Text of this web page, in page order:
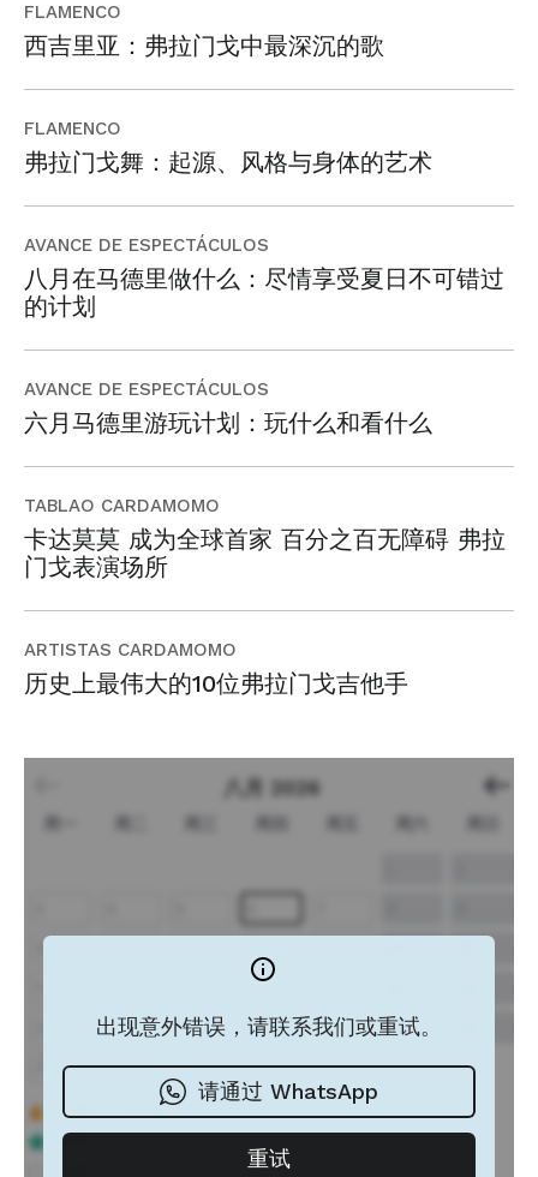
FLAMENCO
西吉里亚：弗拉门戈中最深沉的歌
FLAMENCO
弗拉门戈舞：起源、风格与身体的艺术
AVANCE DE ESPECTÁCULOS
八月在马德里做什么：尽情享受夏日不可错过
的计划
AVANCE DE ESPECTÁCULOS
六月马德里游玩计划：玩什么和看什么
TABLAO CARDAMOMO
卡达莫莫 成为全球首家 百分之百无障碍 弗拉
门戈表演场所
ARTISTAS CARDAMOMO
历史上最伟大的10位弗拉门戈吉他手